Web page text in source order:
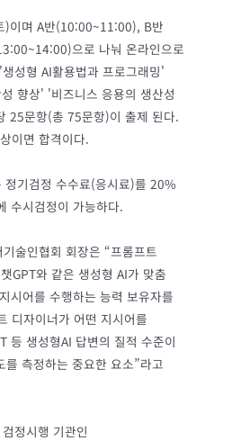
)이며 A반(10:00~11:00), B반
으로 나눠 온라인으로
성형 AI활용법과 프로그래밍'
향상' '비즈니스 응용의 생산성
25문항(총 75문항)이 출제 된다.
이면 합격이다.
기검정 수수료(응시료)를 20%
수시검정이 가능하다.
술인협회 회장은 “프롬프트
GPT와 같은 생성형 AI가 맞춤
시어를 수행하는 능력 보유자를
디자이너가 어떤 지시어를
등 생성형AI 답변의 질적 수준이
를 측정하는 중요한 요소”라고
정시행 기관인